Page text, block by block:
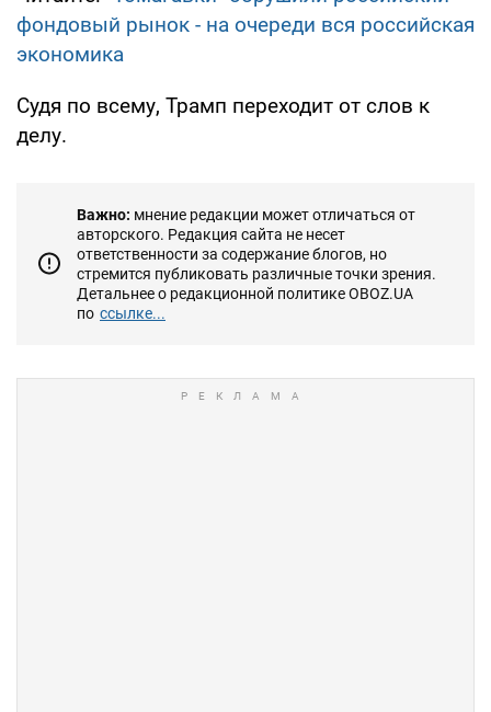
фондовый рынок - на очереди вся российская
экономика
Судя по всему, Трамп переходит от слов к
делу.
Важно: мнение редакции может отличаться от
авторского. Редакция сайта не несет
ответственности за содержание блогов, но
стремится публиковать различные точки зрения.
Детальнее о редакционной политике OBOZ.UA
по ссылке...